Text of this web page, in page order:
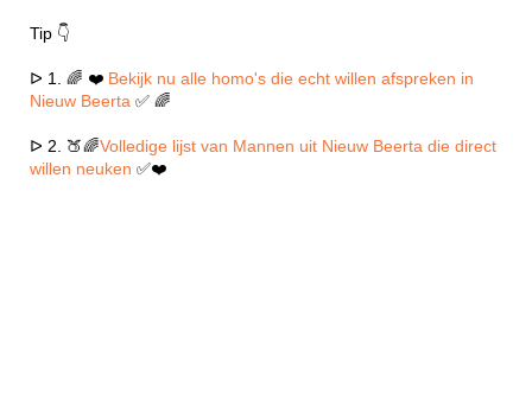
Tip 👇
ᐅ 1. 🌈 ❤️ Bekijk nu alle homo's die echt willen afspreken in
Nieuw Beerta ✅ 🌈
ᐅ 2. 🍑🌈Volledige lijst van Mannen uit Nieuw Beerta die direct
willen neuken ✅❤️